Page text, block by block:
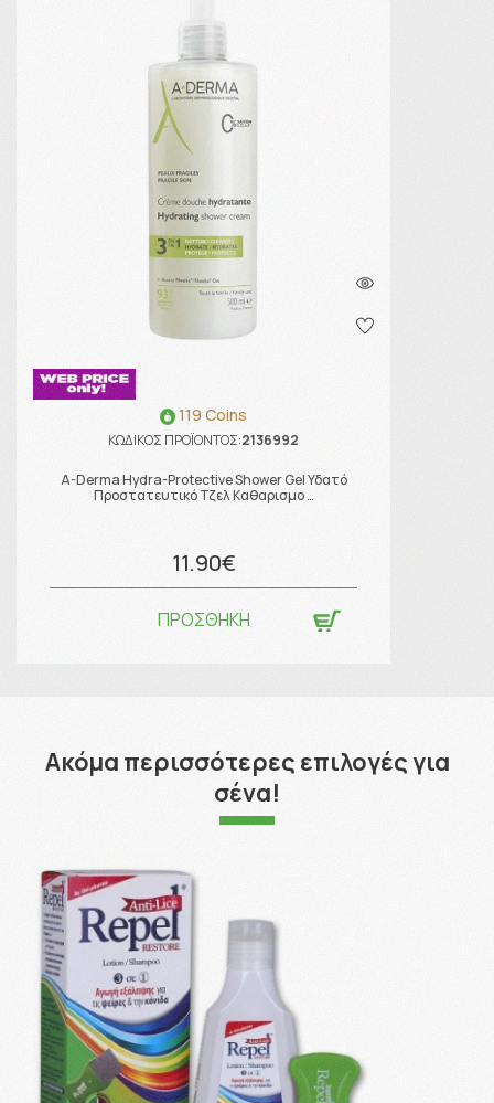
119 Coins
ΚΩΔΙΚΟΣ ΠΡΟΪΟΝΤΟΣ:2136992
A-Derma Hydra-Protective Shower Gel Υδατό
Προστατευτικό Τζελ Καθαρισμο …
11.90€
ΠΡΟΣΘΗΚΗ
Ακόμα περισσότερες επιλογές για
σένα!